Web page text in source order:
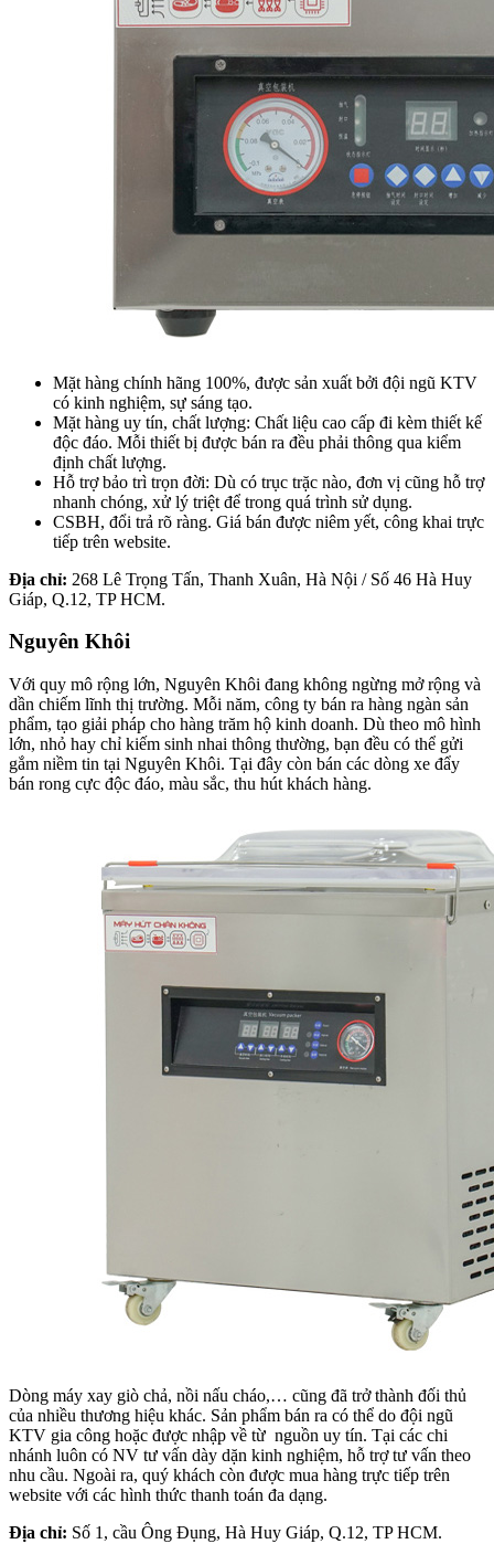
Mặt hàng chính hãng 100%, được sản xuất bởi đội ngũ KTV
có kinh nghiệm, sự sáng tạo.
Mặt hàng uy tín, chất lượng: Chất liệu cao cấp đi kèm thiết kế
độc đáo. Mỗi thiết bị được bán ra đều phải thông qua kiểm
định chất lượng.
Hỗ trợ bảo trì trọn đời: Dù có trục trặc nào, đơn vị cũng hỗ trợ
nhanh chóng, xử lý triệt để trong quá trình sử dụng.
CSBH, đổi trả rõ ràng. Giá bán được niêm yết, công khai trực
tiếp trên website.
Địa chỉ: 268 Lê Trọng Tấn, Thanh Xuân, Hà Nội / Số 46 Hà Huy
Giáp, Q.12, TP HCM.
Nguyên Khôi
Với quy mô rộng lớn, Nguyên Khôi đang không ngừng mở rộng và
dần chiếm lĩnh thị trường. Mỗi năm, công ty bán ra hàng ngàn sản
phẩm, tạo giải pháp cho hàng trăm hộ kinh doanh. Dù theo mô hình
lớn, nhỏ hay chỉ kiếm sinh nhai thông thường, bạn đều có thể gửi
gắm niềm tin tại Nguyên Khôi. Tại đây còn bán các dòng xe đẩy
bán rong cực độc đáo, màu sắc, thu hút khách hàng.
Dòng máy xay giò chả, nồi nấu cháo,… cũng đã trở thành đối thủ
của nhiều thương hiệu khác. Sản phẩm bán ra có thể do đội ngũ
KTV gia công hoặc được nhập về từ nguồn uy tín. Tại các chi
nhánh luôn có NV tư vấn dày dặn kinh nghiệm, hỗ trợ tư vấn theo
nhu cầu. Ngoài ra, quý khách còn được mua hàng trực tiếp trên
website với các hình thức thanh toán đa dạng.
Địa chỉ: Số 1, cầu Ông Đụng, Hà Huy Giáp, Q.12, TP HCM.